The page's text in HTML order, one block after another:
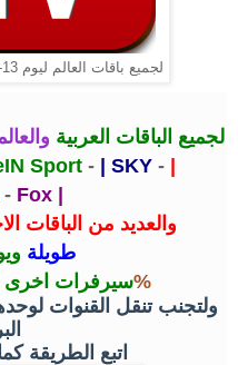
ملف قنوات iptv m3u لجميع باقات العالم ليوم 13-05-2017
لجميع الباقات العربية
Sport - | SKY - |
- Fox |
والعديد من الباقات
طويلة
8 سيرفرات اخرى100%
ولتجنب تنقل القنوات
اتبع الطريقة